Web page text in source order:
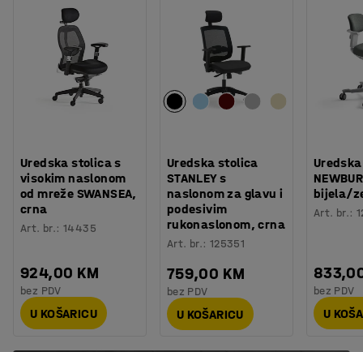
Uredska stolica s
visokim naslonom
od mreže SWANSEA,
crna
Art. br.:14435
924,00 KM
bez PDV
U KOŠARICU
Uredska stolica
STANLEY s
naslonom za glavu i
podesivim
rukonaslonom, crna
Art. br.: 125351
759,00 KM
bez PDV
U KOŠARICU
bijela/
Art. br.:
bez PDV
U